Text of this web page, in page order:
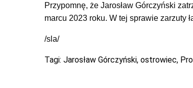
Przypomnę, że Jarosław Górczyński
marcu 2023 roku. W tej sprawie zarzuty
/sla/
Tagi: Jarosław Górczyński, ostrowiec,